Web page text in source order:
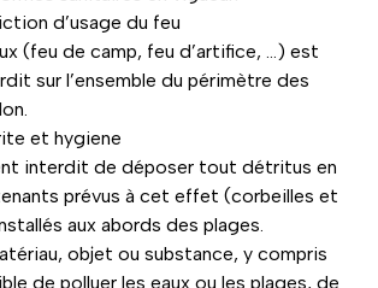
d’usage du feu
(feu de camp, feu d’artifice, …) est
sur l’ensemble du périmètre des
et hygiene
interdit de déposer tout détritus en
prévus à cet effet (corbeilles et
aux abords des plages.
objet ou substance, y compris
de polluer les eaux ou les plages, de